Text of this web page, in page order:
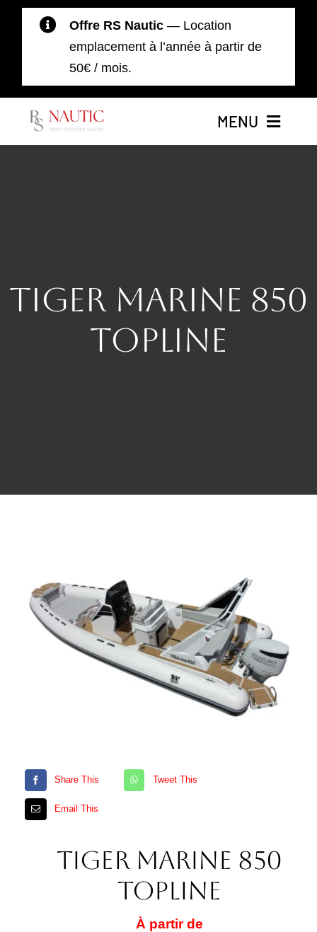
Passer
Offre RS Nautic— Location
emplacement à l’année à partir de
50€ / mois.
MENU
Moteurs
Redo Services Nautic
Tiger Marine 850
TOPLINE
Share This Tweet This
Email This
Tiger Marine 850
TOPLINE
À partir de